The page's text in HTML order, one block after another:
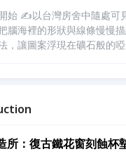
始 ✍️以台灣房舍中隨處可
腦海裡的形狀與線條慢慢
，讓圖案浮現在礦石般的
所：復古鐵花窗刻蝕杯